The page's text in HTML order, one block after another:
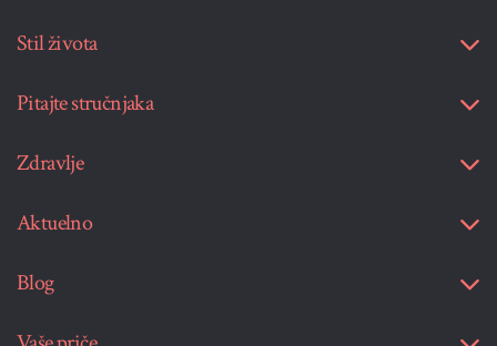
Stil života
Pitajte stručnjaka
Zdravlje
Aktuelno
Blog